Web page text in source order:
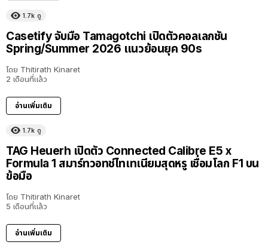
1.7k ดู
Casetify จับมือ Tamagotchi เปิดตัวคอลเลกชัน
Spring/Summer 2026 แนวย้อนยุค 90s
โดย Thitirath Kinaret
2 เดือนที่แล้ว
อ่านเพิ่มเติม
1.7k ดู
TAG Heuerh เปิดตัว Connected Calibre E5 x
Formula 1 สมาร์ทวอทช์ไทเทเนียมสุดหรู เชื่อมโลก F1 บน
ข้อมือ
โดย Thitirath Kinaret
5 เดือนที่แล้ว
อ่านเพิ่มเติม